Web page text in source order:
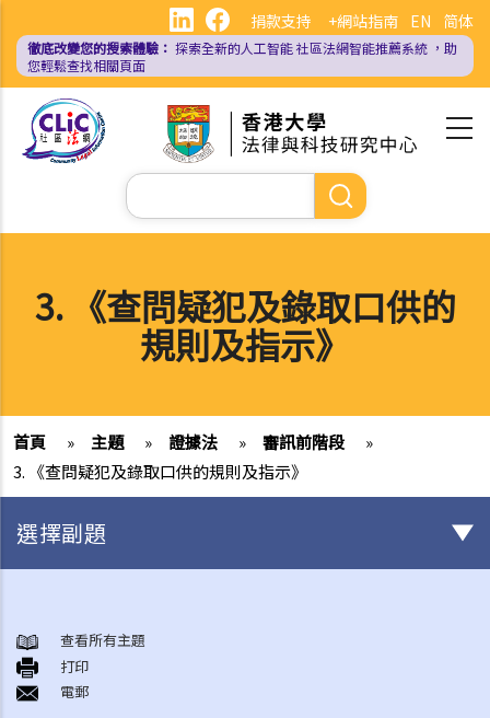
內
EN 简体
捐款支持 +網站指南
徹底改變您的搜索體驗： 探索全新的人工智能社區法網智能推薦系統 ，助
您輕鬆查找相關頁面
Search
3. 《查問疑犯及錄取口供的
規則及指示》
首頁 » 主題 » 證據法 » 審訊前階段
»
3. 《查問疑犯及錄取口供的規則及指示》
選擇副題
1. 在被逮捕時和警誡會面期間，我有甚麼權利可以保護自己？
2. 我是否必須回答警方的詢問？
3. 《查問疑犯及錄取口供的規則及指示》
查看所有主題
打印
電郵